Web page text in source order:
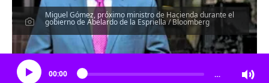
Miguel Gómez, próximo ministro de Hacienda durante el
gobierno de Abelardo de la Espriella / Bloomberg
Escucha el artículo
00:00 …